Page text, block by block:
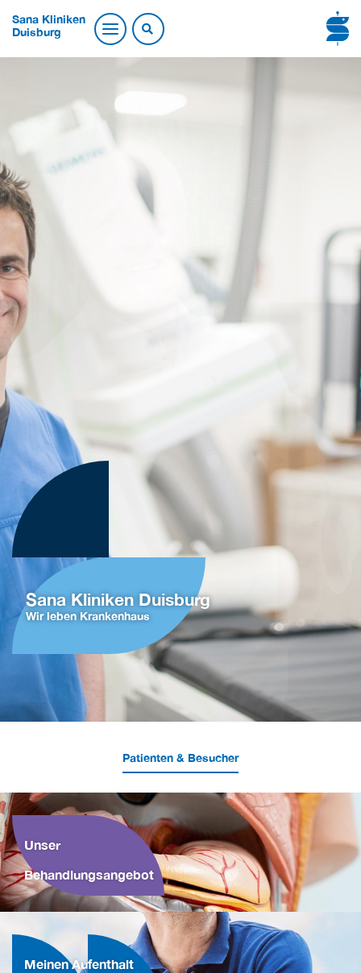
Sana Kliniken
Duisburg
Sana Kliniken Duisburg
Wir leben Krankenhaus
Patienten & Besucher
Unser
Behandlungsangebot
Meinen Aufenthalt